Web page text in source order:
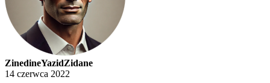
ZinedineYazidZidane
14 czerwca 2022